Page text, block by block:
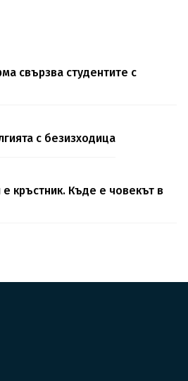
свързва студентите с
с безизходица
е кръстник. Къде е човекът в